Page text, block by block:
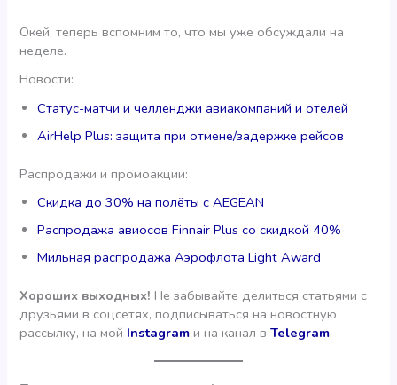
Окей, теперь вспомним то, что мы уже обсуждали на
неделе.
Новости:
Статус-матчи и челленджи авиакомпаний и отелей
AirHelp Plus: защита при отмене/задержке рейсов
Распродажи и промоакции:
Скидка до 30% на полёты с AEGEAN
Распродажа авиосов Finnair Plus со скидкой 40%
Мильная распродажа Аэрофлота Light Award
Хороших выходных!Не забывайте делиться статьями с
друзьями в соцсетях, подписываться на новостную
рассылку, на мой Instagram и на канал вTelegram.